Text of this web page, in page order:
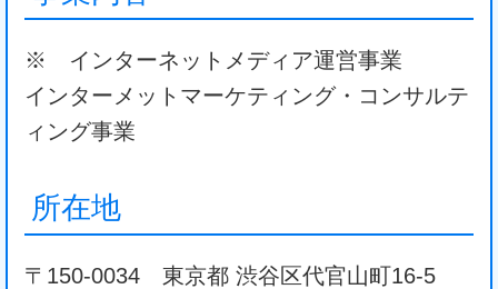
※ インターネットメディア運営事業
インターメットマーケティング・コンサルテ
ィング事業
所在地
〒150-0034 東京都 渋谷区代官山町16-5